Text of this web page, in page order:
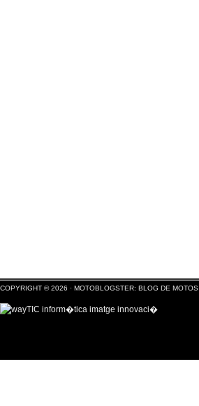
COPYRIGHT © 2026 · MOTOBLOGSTER: BLOG DE MOTOS